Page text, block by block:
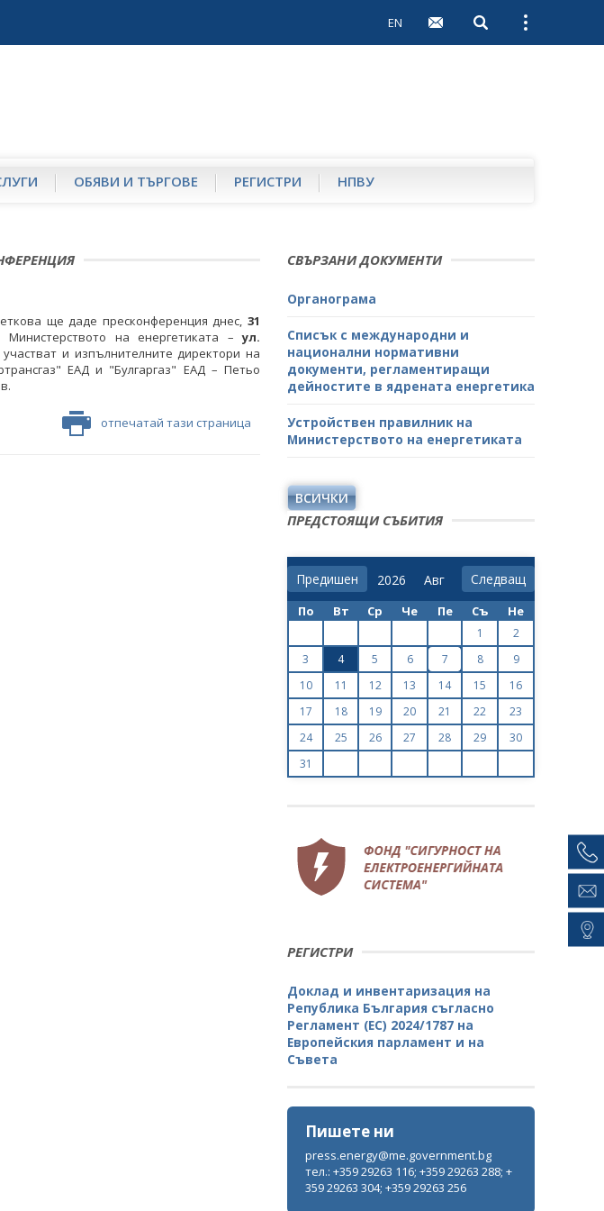
EN Open search
Open
ОБЯВИ И ТЪРГОВЕ РЕГИСТРИ НПВУ
ще даде пресконференция днес, 31
Министерството на енергетиката –ул.
и изпълнителните директори на
ЕАД и "Булгаргаз" ЕАД – Петьо
отпечатай тази страница
СВЪРЗАНИ ДОКУМЕНТИ
Органограма
Списък с международни и
национални нормативни
документи, регламентиращи
дейностите в ядрената енергетика
Устройствен правилник на
Министерството на енергетиката
ВСИЧКИ
ПРЕДСТОЯЩИ СЪБИТИЯ
Предишен Следващ
По Вт Ср Че Пе Съ Не
1
2
3
4 5 6 7 8
9
10
11 12 13 14 15
16
17
18 19 20 21 22
23
24
25 26 27 28 29
30
31
РЕГИСТРИ
Доклад и инвентаризация на
Република България съгласно
Регламент (ЕС) 2024/1787 на
Европейския парламент и на
Съвета
Пишете ни
press.energy@me.government.bg
тел.: +359 29263 116; +359 29263 288; +
359 29263 304; +359 29263 256